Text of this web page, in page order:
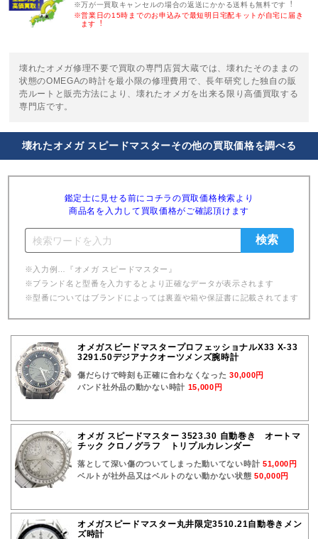
※万が一買取キャンセルの場合の返送にかかる送料も無料です︕
※営業日の15時までのお申込みで最短明日宅配キットが自宅に届き
ます︕
壊れたオメガ修理不要で買取の専門店質大蔵では、壊れたそのままの
状態のOMEGAの時計を最小限の修理費用で、長年研究した独自の販
売ルートと販売方法により、壊れたオメガを出来る限り高価買取する
専門店です。
壊れたオメガ スピードマスターその他の買取価格を調べる
鑑定士に見せる前にコチラの買取価格検索より
商品名を入力して買取価格がご確認頂けます
※入力例…『オメガ スピードマスター』
※ブランド名と型番を入力するとより正確なデータが表示されます
※型番についてはブランドによっては裏蓋や箱や保証書に記載されてます
オメガスピードマスタープロフェッショナルX33 X-33
3291.50デジアナクオーツメンズ腕時計
傷だらけで時刻も正確に合わなくなった30,000円
バンド社外品の動かない時計 15,000円
オメガ スピードマスター 3523.30 自動巻き オートマ
チック クロノグラフ トリプルカレンダー
落として深い傷のついてしまった動いてない時計 51,000円
ベルトが社外品又はベルトのない動かない状態50,000円
オメガスピードマスター丸井限定3510.21自動巻きメン
ズ時計